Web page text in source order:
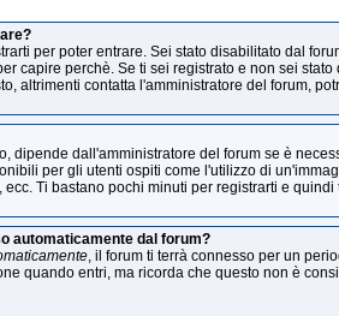
per poter entrare. Sei stato disabilitato dal
capire perchè. Se ti sei registrato e non sei
altrimenti contatta l'amministratore del forum,
dipende dall'amministratore del forum se è
per gli utenti ospiti come l'utilizzo di
Ti bastano pochi minuti per registrarti e
automaticamente dal forum?
, il forum ti terrà connesso per un
quando entri, ma ricorda che questo non è